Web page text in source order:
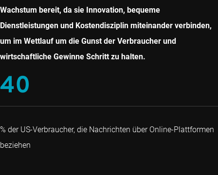
Wachstum bereit, da sie Innovation, bequeme
Dienstleistungen und Kostendisziplin miteinander verbinden,
um im Wettlauf um die Gunst der Verbraucher und
wirtschaftliche Gewinne Schritt zu halten.
40
% der US-Verbraucher, die Nachrichten über Online-Plattformen
beziehen